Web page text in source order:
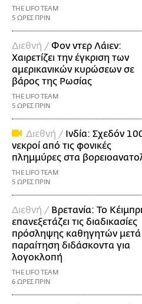
THE LIFO TEAM
5 ΩΡΕΣ ΠΡΙΝ
Διεθνή /Φον ντερ Λάιεν:
Χαιρετίζει την έγκριση των
αμερικανικών κυρώσεων σε
βάρος της Ρωσίας
THE LIFO TEAM
5 ΩΡΕΣ ΠΡΙΝ
Διεθνή / Ινδία: Σχεδόν
νεκροί από τις φονικές
πλημμύρες στα
THE LIFO TEAM
5 ΩΡΕΣ ΠΡΙΝ
Διεθνή / Βρετανία: Το
επανεξετάζει τις διαδικασίες
πρόσληψης καθηγητών μετά
παραίτηση διδάσκοντα για
λογοκλοπή
THE LIFO TEAM
6 ΩΡΕΣ ΠΡΙΝ